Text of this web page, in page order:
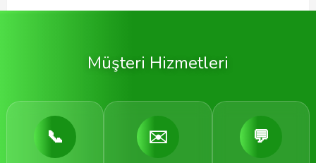
Müşteri Hizmetleri
📞 ✉️ 💬